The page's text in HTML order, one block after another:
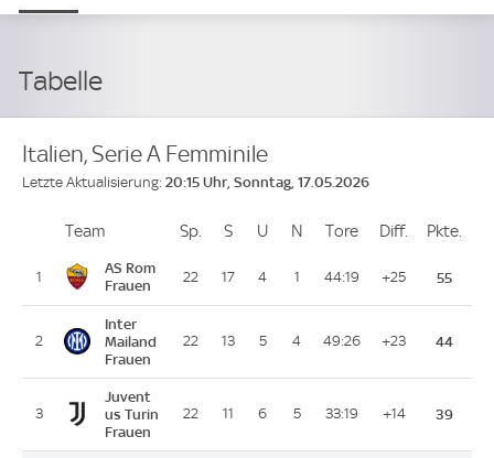
Tabelle
Italien, Serie A Femminile
Letzte Aktualisierung: 20:15 Uhr, Sonntag, 17.05.2026
PlatzTeam Sp. Spiele
S Siege
U Unentschieden
N Niederlagen
Tore ToreDiff. Differenz
Pkte.
1
AS Rom
Frauen
22 17 4 1 44:19 +25 55
2
Inter
Mailand
Frauen
22 13 5 4 49:26 +23 44
3
Juvent
us Turin
Frauen
22 11 6 5 33:19 +14 39